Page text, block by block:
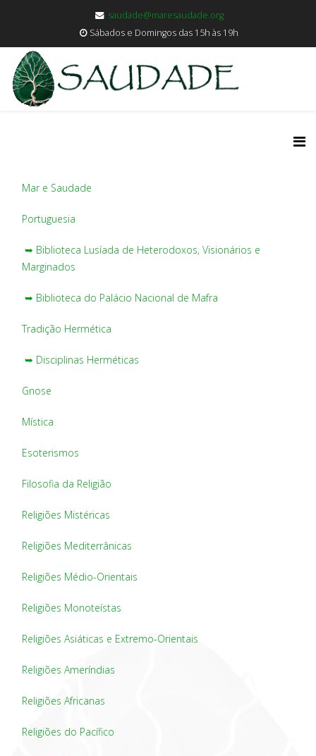
saudade@maresaudade.org
Sábados e Domingos das 15h às 19h
Mar e Saudade
Portuguesia
➥ Biblioteca Lusíada de Heterodoxos, Visionários e
Marginados
➥ Biblioteca do Palácio Nacional de Mafra
Tradição Hermética
➥ Disciplinas Herméticas
Gnose
Mística
Esoterismos
Filosofia da Religião
Religiões Mistéricas
Religiões Mediterrânicas
Religiões Médio-Orientais
Religiões Monoteístas
Religiões Asiáticas e Extremo-Orientais
Religiões Ameríndias
Religiões Africanas
Religiões do Pacífico